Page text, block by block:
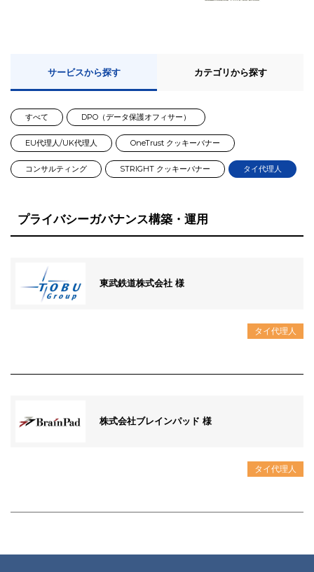
サービスから探す カテゴリから探す
すべて DPO（データ保護オフィサー）
EU代理人/UK代理人 OneTrust クッキーバナー
コンサルティング STRIGHT クッキーバナー タイ代理人
プライバシーガバナンス構築・運用
東武鉄道株式会社 様
タイ代理人
株式会社ブレインパッド 様
タイ代理人